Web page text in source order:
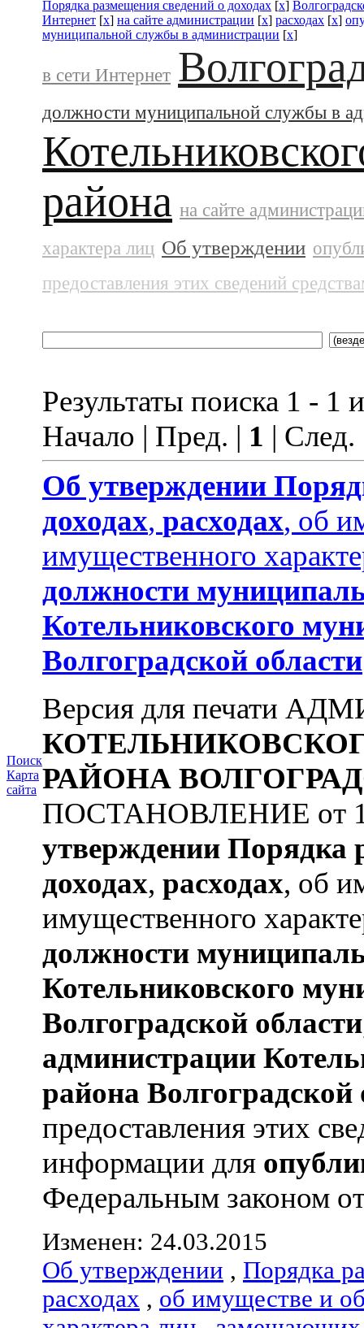
Поиск
Карта
сайта
Порядка размещения сведений о доходах [x]
Интернет [x] на сайте администрации [x] расходах [x]
муниципальной службы в администрации [x]
в сети Интернет
должности муниципальной службы в
района на сайте
характера лиц Об утверждении
предоставления этих сведений
Результаты поиска 1 - 1
Начало | Пред. | 1 |
Об утверждении
доходах, расходах, об
имущественного
должности
Котельниковского
Волгоградской области
Версия для печати
РАЙОНА
ПОСТАНОВЛЕНИЕ от
утверждении Порядка
доходах, расходах, об
имущественного
должности
Котельниковского
Волгоградской области
администрации
района Волгоградской
предоставления этих
информации для
Федеральным законом
Изменен: 24.03.2015
Об утверждении , Порядка
расходах , об имуществе и